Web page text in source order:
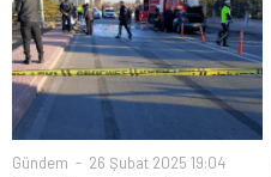
Gündem 26 Şubat 2025 19:04